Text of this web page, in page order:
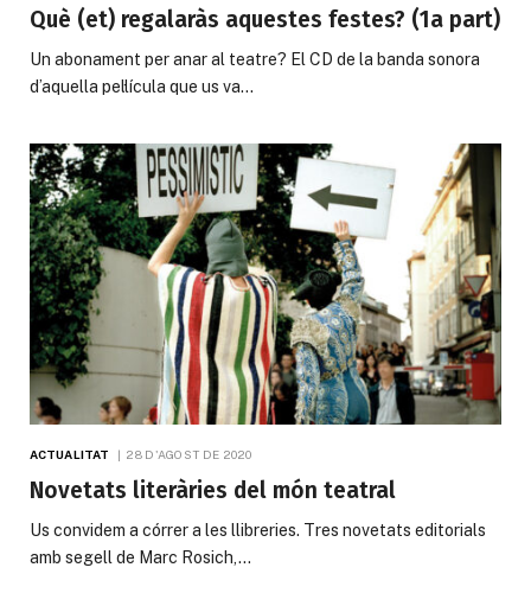
Què (et) regalaràs aquestes festes? (1a part)
Un abonament per anar al teatre? El CD de la banda sonora
d’aquella pel·lícula que us va…
ACTUALITAT 28 D'AGOST DE 2020
Novetats literàries del món teatral
Us convidem a córrer a les llibreries. Tres novetats editorials
amb segell de Marc Rosich,…